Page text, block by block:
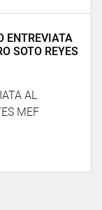
ENTREVIATA
SOTO REYES
AL
MEF